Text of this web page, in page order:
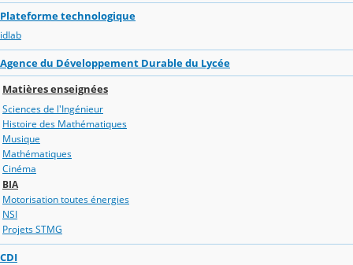
Plateforme technologique
idlab
Agence du Développement Durable du Lycée
Matières enseignées
Sciences de l'Ingénieur
Histoire des Mathématiques
Musique
Mathématiques
Cinéma
BIA
Motorisation toutes énergies
NSI
Projets STMG
CDI